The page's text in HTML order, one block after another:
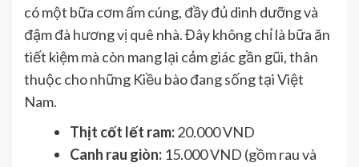
có một bữa cơm ấm cúng, đầy đủ dinh dưỡng và
đậm đà hương vị quê nhà. Đây không chỉ là bữa ăn
tiết kiệm mà còn mang lại cảm giác gần gũi, thân
thuộc cho những Kiều bào đang sống tại Việt
Nam.
Thịt cốt lết ram:20.000 VND
Canh rau giòn: 15.000 VND (gồm rau và